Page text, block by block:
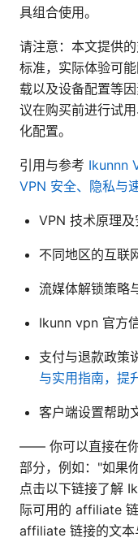
具组合使用。
请注意：本文提供
标准，实际体验可
载以及设备配置等
议在购买前进行试
化配置。
引用与参考 Ikunnn
VPN 安全、隐私与
VPN 技术原理
不同地区的互联
流媒体解锁策略
Ikunn vpn 官方
支付与退款政策
与实用指南，提
客户端设置帮助
—— 你可以直接在你
部分，例如："如果
点击以下链接了解
际可用的 affiliate
affiliate 链接的文本